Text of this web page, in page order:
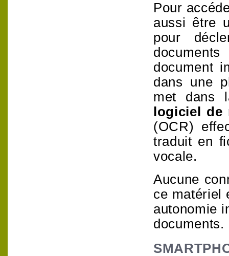
Pour
aussi être
pour
document
dans une
met dans
logiciel de
(OCR)
traduit en
vocale.
Aucune
ce matériel
autonomie
documents.